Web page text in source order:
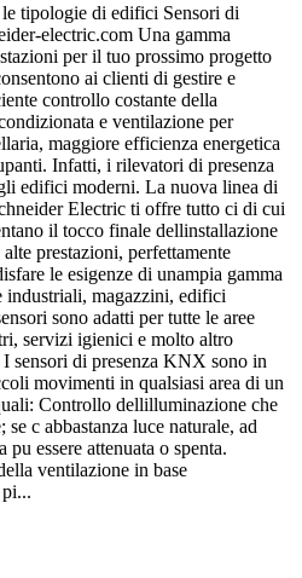
tipologie di edifici Sensori di
electric.com Una gamma
per il tuo prossimo progetto
ai clienti di gestire e
controllo costante della
e ventilazione per
maggiore efficienza energetica
Infatti, i rilevatori di presenza
edifici moderni. La nuova linea di
Electric ti offre tutto ci di cui
il tocco finale dellinstallazione
prestazioni, perfettamente
le esigenze di unampia gamma
magazzini, edifici
sono adatti per tutte le aree
servizi igienici e molto altro
sensori di presenza KNX sono in
movimenti in qualsiasi area di un
Controllo dellilluminazione che
c abbastanza luce naturale, ad
essere attenuata o spenta.
ventilazione in base